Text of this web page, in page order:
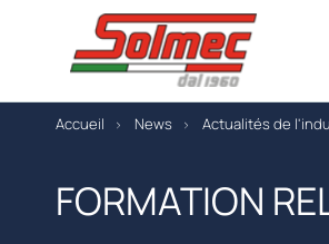
Accueil News Actualités de
FORMATION